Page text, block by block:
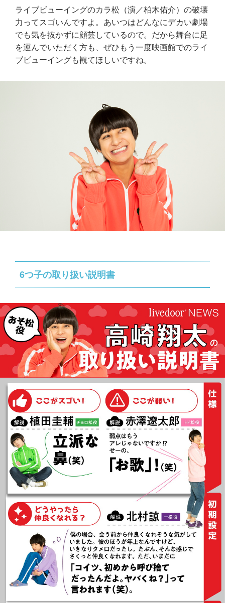
ライブビューイングのカラ松（演／柏木佑介）の破壊
力ってスゴいんですよ。あいつはどんなにデカい劇場
でも気を抜かずに顔芸しているので。だから舞台に足
を運んでいただく方も、ぜひもう一度映画館でのライ
ブビューイングも観てほしいですね。
6つ子の取り扱い説明書